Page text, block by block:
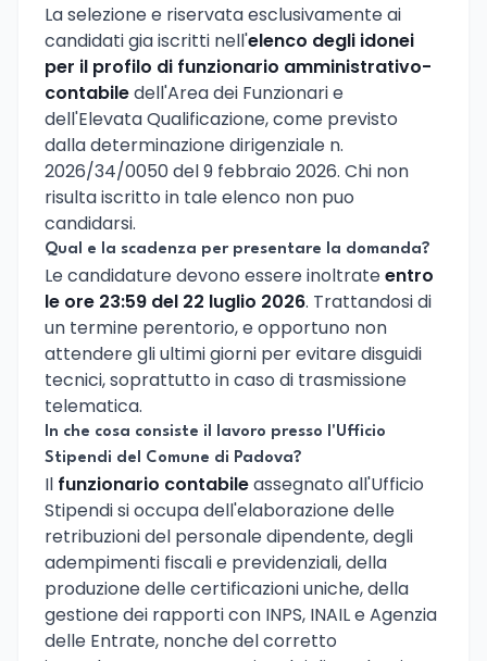
La selezione e riservata esclusivamente ai
candidati gia iscritti nell'elenco degli idonei
per il profilo di funzionario amministrativo-
contabiledell'Area dei Funzionari e
dell'Elevata Qualificazione, come previsto
dalla determinazione dirigenziale n.
2026/34/0050 del 9 febbraio 2026. Chi non
risulta iscritto in tale elenco non puo
candidarsi.
Qual e la scadenza per presentare la domanda?
Le candidature devono essere inoltrateentro
le ore 23:59 del 22 luglio 2026. Trattandosi di
un termine perentorio, e opportuno non
attendere gli ultimi giorni per evitare disguidi
tecnici, soprattutto in caso di trasmissione
telematica.
In che cosa consiste il lavoro presso l'Ufficio
Stipendi del Comune di Padova?
Il funzionario contabileassegnato all'Ufficio
Stipendi si occupa dell'elaborazione delle
retribuzioni del personale dipendente, degli
adempimenti fiscali e previdenziali, della
produzione delle certificazioni uniche, della
gestione dei rapporti con INPS, INAIL e Agenzia
delle Entrate, nonche del corretto